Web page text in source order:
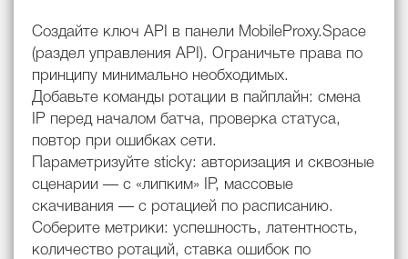
Создайте ключ API в панели MobileProxy.Space
(раздел управления API). Ограничьте права по
принципу минимально необходимых.
Добавьте команды ротации в пайплайн: смена
IP перед началом батча, проверка статуса,
повтор при ошибках сети.
Параметризуйте sticky: авторизация и сквозные
сценарии — с «липким» IP, массовые
скачивания — с ротацией по расписанию.
Соберите метрики: успешность, латентность,
количество ротаций, ставка ошибок по